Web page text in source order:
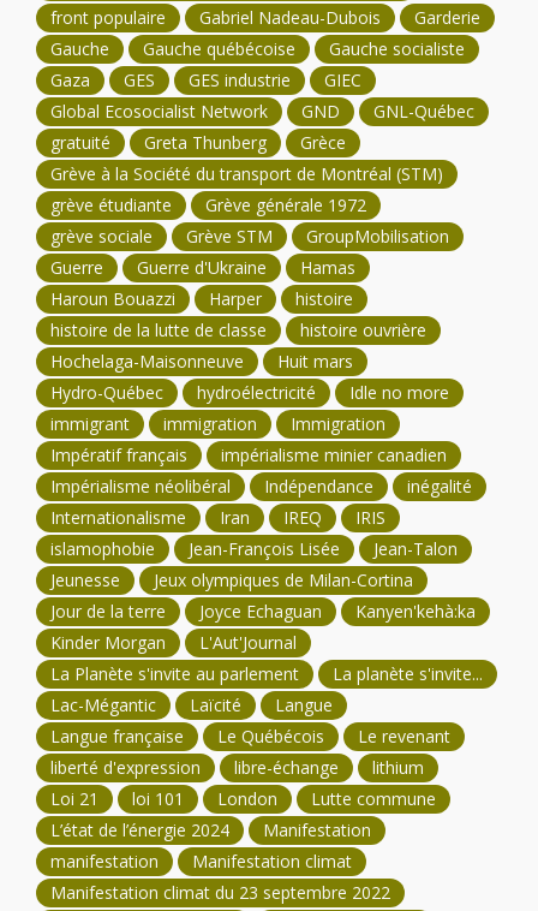
front populaire
Gabriel Nadeau-Dubois
Garderie
Gauche
Gauche québécoise
Gauche socialiste
Gaza
GES GES industrie
GIEC
Global Ecosocialist Network
GND
GNL-Québec
gratuité
Greta Thunberg
Grèce
Grève à la Société du transport de Montréal (STM)
grève étudiante
Grève générale 1972
grève sociale
Grève STM
GroupMobilisation
Guerre
Guerre d'Ukraine
Hamas
Haroun Bouazzi
Harper
histoire
histoire de la lutte de classe
histoire ouvrière
Hochelaga-Maisonneuve
Huit mars
Hydro-Québec
hydroélectricité
Idle no more
immigrant
immigration
Immigration
Impératif français
impérialisme minier canadien
Impérialisme néolibéral
Indépendance
inégalité
Internationalisme
Iran IREQ
IRIS
islamophobie
Jean-François Lisée
Jean-Talon
Jeunesse
Jeux olympiques de Milan-Cortina
Jour de la terre
Joyce Echaguan
Kanyen'kehà:ka
Kinder Morgan
L'Aut'Journal
La Planète s'invite au parlement
La planète s'invite...
Lac-Mégantic
Laïcité
Langue
Langue française
Le Québécois
Le revenant
liberté d'expression
libre-échange
lithium
Loi 21
loi 101 London
Lutte commune
L’état de l’énergie 2024
Manifestation
manifestation
Manifestation climat
Manifestation climat du 23 septembre 2022